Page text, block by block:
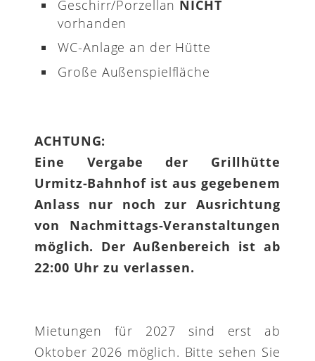
Geschirr/Porzellan NICHT
vorhanden
WC-Anlage an der Hütte
Große Außenspielfläche
ACHTUNG:
Eine Vergabe der Grillhütte
Urmitz-Bahnhof ist aus gegebenem
Anlass nur noch zur Ausrichtung
von Nachmittags-Veranstaltungen
möglich. Der Außenbereich ist ab
22:00 Uhr zu verlassen.
Mietungen für 2027 sind erst ab
Oktober 2026 möglich. Bitte sehen Sie